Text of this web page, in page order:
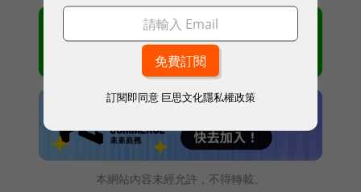
本網站內容未經允許，不得轉載。
訂閱即同意 巨思文化隱私權政策